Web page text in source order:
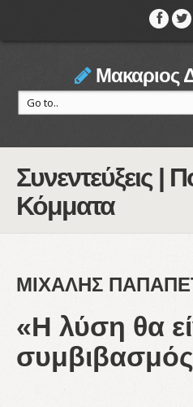
Μακαριος
Συνεντεύξεις |
Κόμματα
ΜΙΧΑΛΗΣ
«Η λύση θα